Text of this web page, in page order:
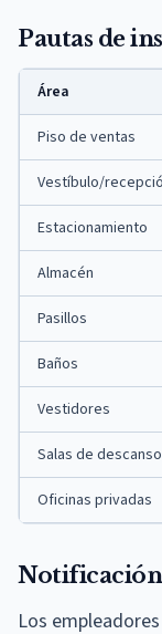
Pautas de
Área
Piso de ventas
Vestíbulo/
Estacionamiento
Almacén
Pasillos
Baños
Vestidores
Salas de
Oficinas privadas
Notificación
Los